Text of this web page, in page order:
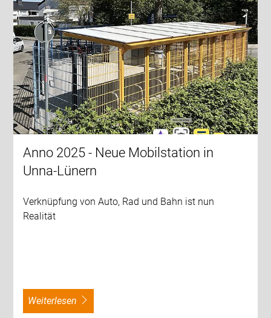
Anno 2025 - Neue Mobilstation in
Unna-Lünern
Verknüpfung von Auto, Rad und Bahn ist nun
Realität
weiterlesen